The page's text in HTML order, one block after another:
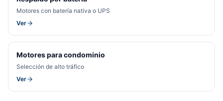
Motores con batería nativa o UPS
Ver
Motores para condominio
Selección de alto tráfico
Ver